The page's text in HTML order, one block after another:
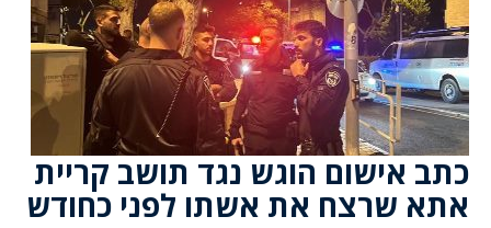
כתב אישום הוגש נגד תושב קריית
אתא שרצח את אשתו לפני כחודש